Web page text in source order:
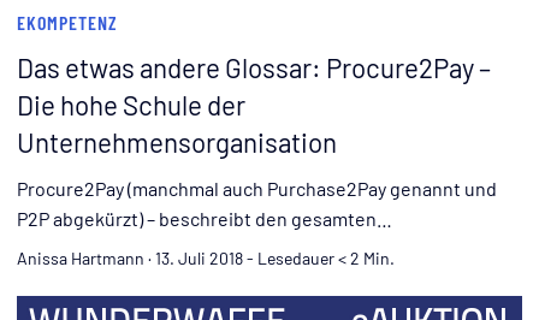
EKOMPETENZ
Das etwas andere Glossar: Procure2Pay –
Die hohe Schule der
Unternehmensorganisation
Procure2Pay (manchmal auch Purchase2Pay genannt und
P2P abgekürzt) – beschreibt den gesamten
Beschaffungsprozess eines Unternehmens von der
viele Einzelschritte darin enthalten: angefangen bei der
Anissa Hartmann ·13. Juli 2018- Lesedauer < 2 Min.